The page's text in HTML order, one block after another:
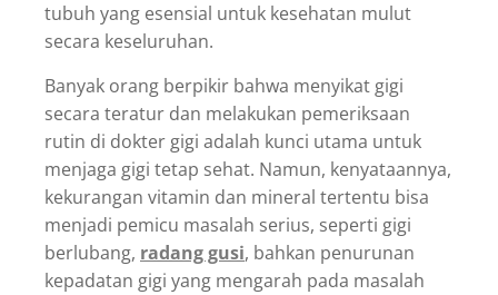
tubuh yang esensial untuk kesehatan mulut
secara keseluruhan.
Banyak orang berpikir bahwa menyikat gigi
secara teratur dan melakukan pemeriksaan
rutin di dokter gigi adalah kunci utama untuk
menjaga gigi tetap sehat. Namun, kenyataannya,
kekurangan vitamin dan mineral tertentu bisa
menjadi pemicu masalah serius, seperti gigi
berlubang, radang gusi, bahkan penurunan
kepadatan gigi yang mengarah pada masalah